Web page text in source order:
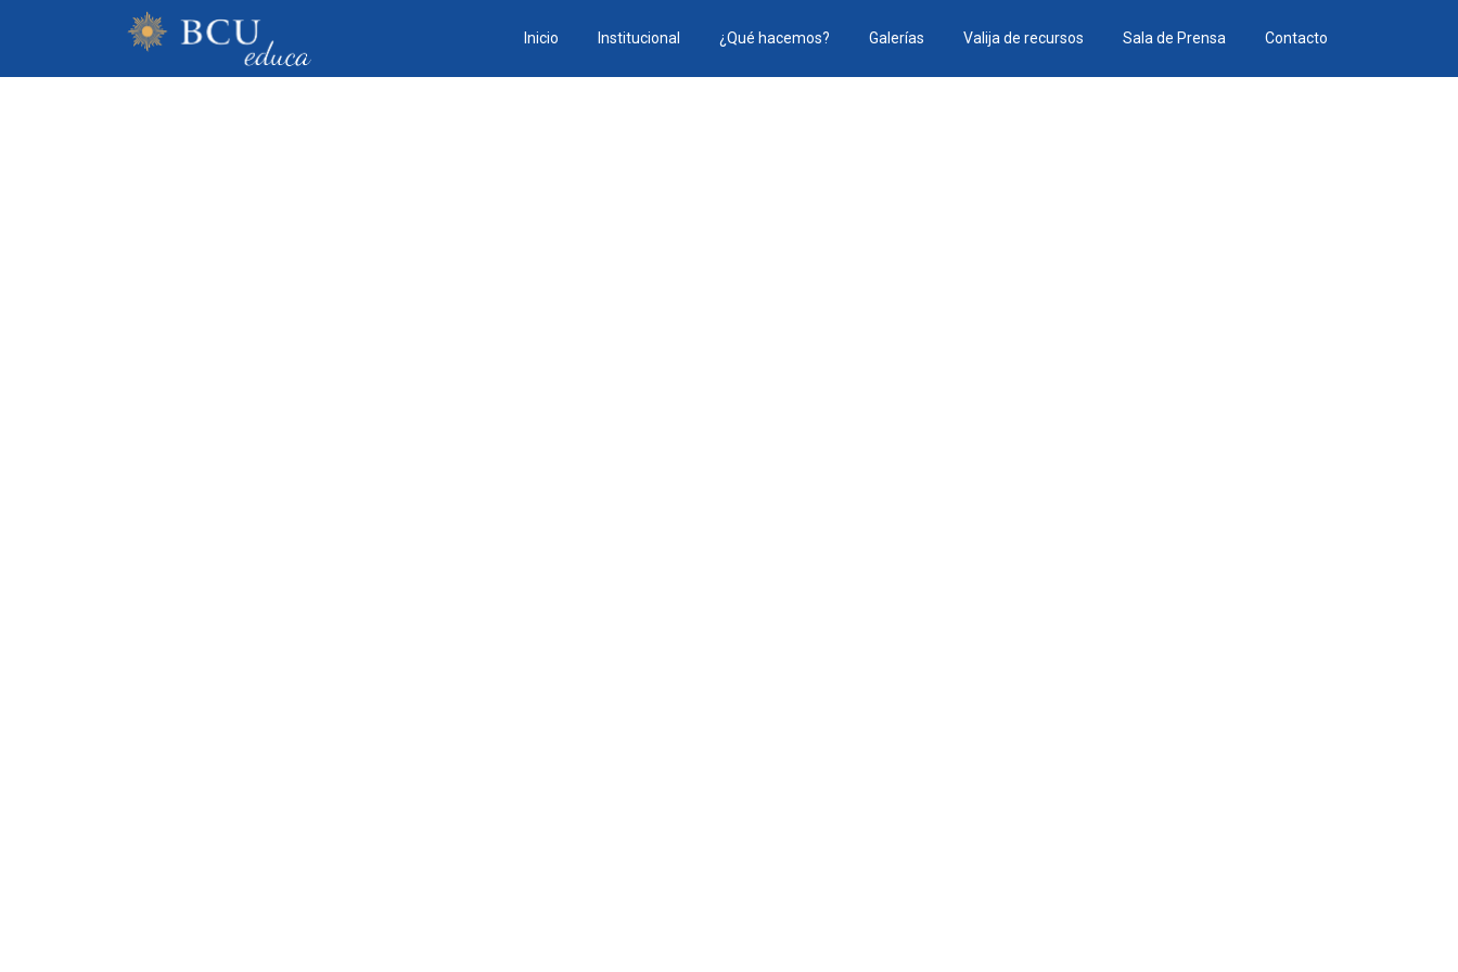
Inicio Institucional ¿Qué hacemos? Galerías Valija de recursos Sala de Prensa Contacto